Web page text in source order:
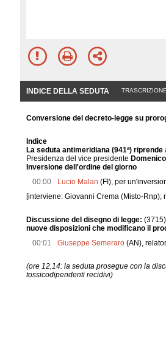
INDICE DELLA SEDUTA
Conversione del decreto-legge su
Indice
La seduta antimeridiana (941ª) riprende
Presidenza del vice presidente
Inversione dell'ordine del giorno
00:00 Lucio Malan (FI), per
[interviene: Giovanni Crema (Misto-
Discussione del disegno di legge: (3715)
nuove disposizioni che modificano il
00:01 Giuseppe Semeraro (AN),
(ore 12,14: la seduta prosegue con la
tossicodipendenti recidivi)